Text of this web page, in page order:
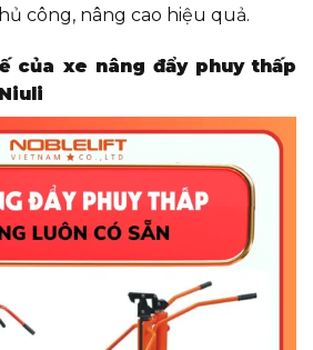
công, nâng cao hiệu quả.
của xe nâng đẩy phuy thấp